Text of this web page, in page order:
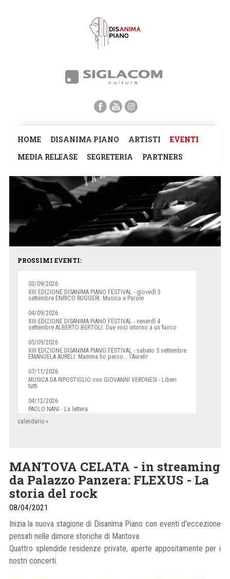
HOME DISANIMA PIANO ARTISTI
EVENTI
MEDIA RELEASE
SEGRETERIA PARTNERS
PROSSIMI EVENTI:
03/09/2026
XIII EDIZIONE DISANIMA PIANO FESTIVAL - giovedì 3
settembre ENRICO RUGGERI: Musica e Parole
04/09/2026
XIII EDIZIONE DISANIMA PIANO FESTIVAL - venerdì 4
settembre ALBERTO BERTOLI: Due voci intorno a un fuoco
05/09/2026
XIII EDIZIONE DISANIMA PIANO FESTIVAL - sabato 5 settembre
EMANUELA AURELI: Mamma ho perso... l'Aureli!
07/11/2026
MUSICA DA RIPOSTIGLIO con GIOVANNI VERONESI - Liberi
tutti
04/12/2026
PAOLO NANI - La lettera
calendario »
MANTOVA CELATA - in streaming
da Palazzo Panzera: FLEXUS - La
storia del rock
08/04/2021
Inizia la nuova stagione di Disanima Piano con eventi d'eccezione
pensati nelle dimore storiche di Mantova.
Quattro splendide residenze private, aperte appositamente per i
nostri concerti.